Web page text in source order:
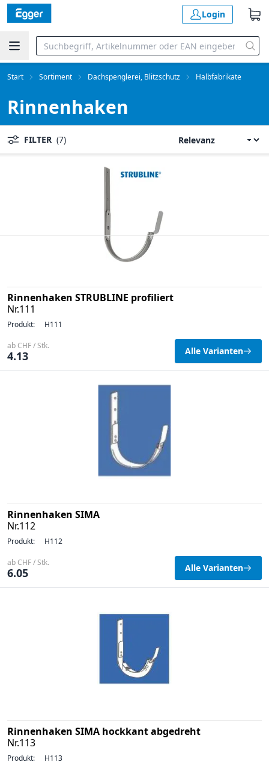
Login
Start Sortiment Dachspenglerei, Blitzschutz Halbfabrikate
Rinnenhaken
FILTER (7)
Rinnenhaken STRUBLINE profiliert
Nr.111
Produkt: H111
ab CHF / Stk.
4.13 Alle Varianten
Rinnenhaken SIMA
Nr.112
Produkt: H112
ab CHF / Stk.
6.05 Alle Varianten
Rinnenhaken SIMA hockkant abgedreht
Nr.113
Produkt: H113